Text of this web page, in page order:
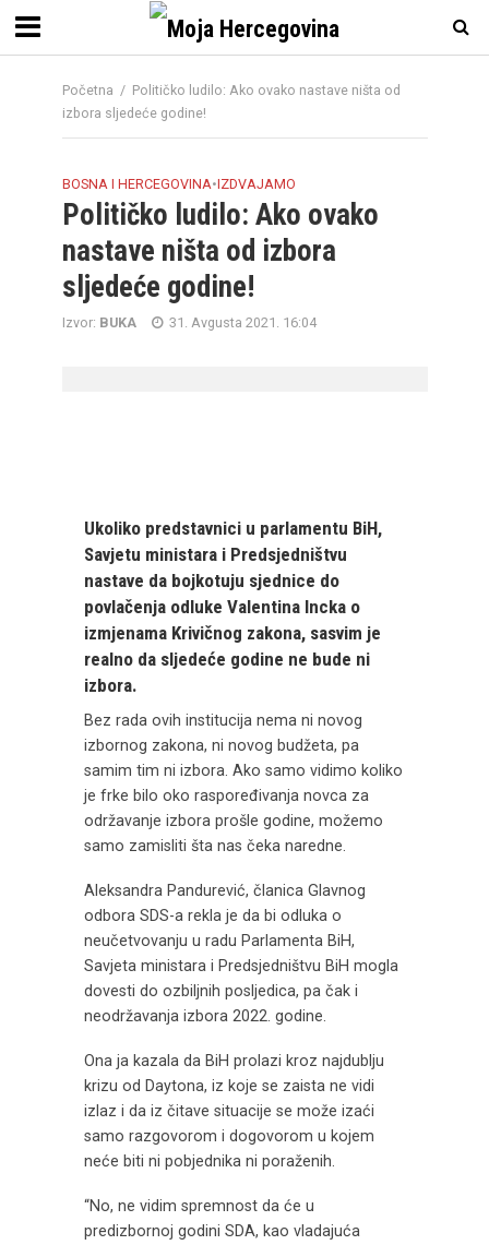
Početna / Političko ludilo: Ako ovako nastave ništa od
izbora sljedeće godine!
BOSNA I HERCEGOVINA•IZDVAJAMO
Političko ludilo: Ako ovako
nastave ništa od izbora
sljedeće godine!
Izvor: BUKA 31. Avgusta 2021. 16:04
Ukoliko predstavnici u parlamentu BiH,
Savjetu ministara i Predsjedništvu
nastave da bojkotuju sjednice do
povlačenja odluke Valentina Incka o
izmjenama Krivičnog zakona, sasvim je
realno da sljedeće godine ne bude ni
izbora.
Bez rada ovih institucija nema ni novog
izbornog zakona, ni novog budžeta, pa
samim tim ni izbora. Ako samo vidimo koliko
je frke bilo oko raspoređivanja novca za
održavanje izbora prošle godine, možemo
samo zamisliti šta nas čeka naredne.
Aleksandra Pandurević, članica Glavnog
odbora SDS-a rekla je da bi odluka o
neučetvovanju u radu Parlamenta BiH,
Savjeta ministara i Predsjedništvu BiH mogla
dovesti do ozbiljnih posljedica, pa čak i
neodržavanja izbora 2022. godine.
Ona ja kazala da BiH prolazi kroz najdublju
krizu od Daytona, iz koje se zaista ne vidi
izlaz i da iz čitave situacije se može izaći
samo razgovorom i dogovorom u kojem
neće biti ni pobjednika ni poraženih.
“No, ne vidim spremnost da će u
predizbornoj godini SDA, kao vladajuća